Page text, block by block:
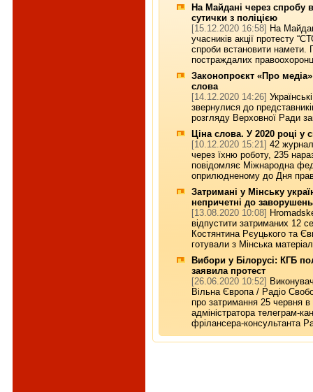
На Майдані через спробу
сутички з поліцією
[15.12.2020 16:58] На
учасників акції протесту
спроби встановити намети.
постраждалих
Законопроєкт «Про
слова
[14.12.2020 14:26]
звернулися до
розгляду Верховної Ради
Ціна слова. У 2020 році у
[10.12.2020 15:21] 42
через їхню роботу, 235
повідомляє Міжнародна
оприлюдненому до Дня
Затримані у Мінську
непричетні до заворушень
[13.08.2020 10:08]
відпустити затриманих 12
Костянтина Рєуцького та
готували з Мінська
Вибори у Білорусі: КГБ
заявила протест
[26.06.2020 10:52]
Вільна Європа / Радіо
про затримання 25 червня в
адміністратора телеграм-
фрілансера-консультанта